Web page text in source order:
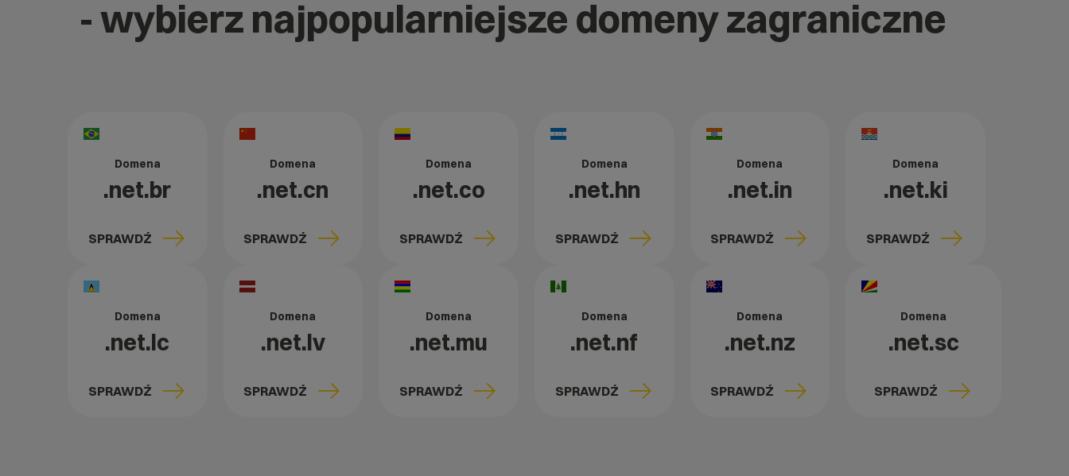
- wybierz najpopularniejsze domeny zagraniczne
Domena
.net.br
SPRAWDŹ
Domena
.net.cn
SPRAWDŹ
Domena
.net.co
SPRAWDŹ
Domena
.net.hn
SPRAWDŹ
Domena
.net.in
SPRAWDŹ
Domena
.net.ki
SPRAWDŹ
Domena
.net.lc
SPRAWDŹ
Domena
.net.lv
SPRAWDŹ
Domena
.net.mu
SPRAWDŹ
Domena
.net.nf
SPRAWDŹ
Domena
.net.nz
SPRAWDŹ
Domena
.net.sc
SPRAWDŹ